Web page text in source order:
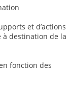
et d’actions
à destination de la
fonction des